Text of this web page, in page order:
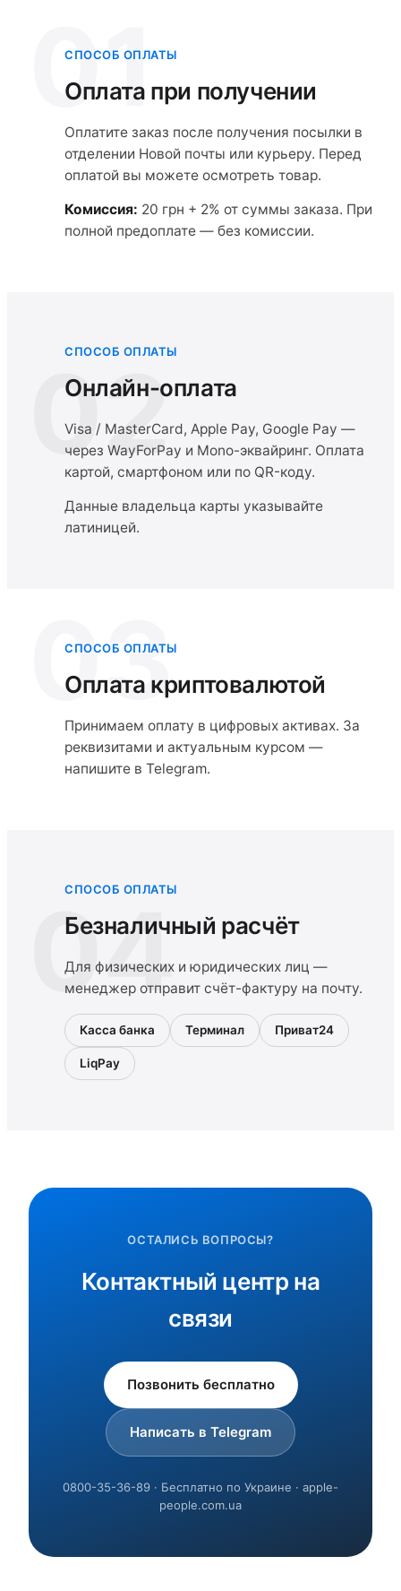
01
СПОСОБ ОПЛАТЫ
Оплата при получении
Оплатите заказ после получения посылки в
отделении Новой почты или курьеру. Перед
оплатой вы можете осмотреть товар.
Комиссия: 20 грн + 2% от суммы заказа. При
полной предоплате — без комиссии.
02
СПОСОБ ОПЛАТЫ
Онлайн-оплата
Visa / MasterCard, Apple Pay, Google Pay —
через WayForPay и Mono-эквайринг. Оплата
картой, смартфоном или по QR-коду.
Данные владельца карты указывайте
латиницей.
03
СПОСОБ ОПЛАТЫ
Оплата криптовалютой
Принимаем оплату в цифровых активах. За
реквизитами и актуальным курсом —
напишите в Telegram.
04
СПОСОБ ОПЛАТЫ
Безналичный расчёт
Для физических и юридических лиц —
менеджер отправит счёт-фактуру на почту.
Касса банка Терминал Приват24
LiqPay
ОСТАЛИСЬ ВОПРОСЫ?
Контактный центр на
связи
Позвонить бесплатно
Написать в Telegram
0800-35-36-89 · Бесплатно по Украине · apple-
people.com.ua